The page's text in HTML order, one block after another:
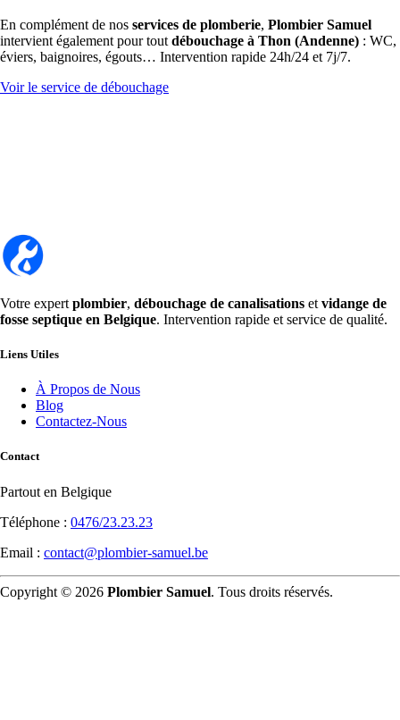
En complément de nos services de plomberie, Plombier Samuel
intervient également pour tout débouchage à Thon (Andenne) : WC,
éviers, baignoires, égouts… Intervention rapide 24h/24 et 7j/7.
Voir le service de débouchage
Votre expert plombier, débouchage de canalisations et vidange de
fosse septique en Belgique. Intervention rapide et service de qualité.
Liens Utiles
À Propos de Nous
Blog
Contactez-Nous
Contact
Partout en Belgique
Téléphone : 0476/23.23.23
Email : contact@plombier-samuel.be
Copyright © 2026 Plombier Samuel. Tous droits réservés.